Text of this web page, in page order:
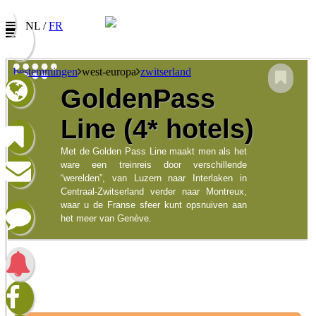
NL /FR
Nieuwsbrief
Vul uw e-mail adres in om onze promoties te
ontvangen
Naam:
E-mail:
bestemmingen west-europa zwitserland
GoldenPass
Line (4* hotels)
Met de Golden Pass Line maakt men als het
ware een treinreis door verschillende
“werelden”, van Luzern naar Interlaken in
Centraal-Zwitserland verder naar Montreux,
waar u de Franse sfeer kunt opsnuiven aan
het meer van Genève.